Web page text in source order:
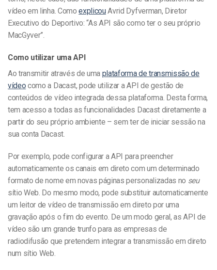
vídeo em linha. ComoexplicouAvrid Dyfverman, Diretor
Executivo do Deportivo: “As API são como ter o seu próprio
MacGyver”.
Como utilizar uma API
Ao transmitir através de uma plataforma de transmissão de
vídeo como a Dacast, pode utilizar a API de gestão de
conteúdos de vídeo integrada dessa plataforma. Desta forma,
tem acesso a todas as funcionalidades Dacast diretamente a
partir do seu próprio ambiente – sem ter de iniciar sessão na
sua conta Dacast.
Por exemplo, pode configurar a API para preencher
automaticamente os canais em direto com um determinado
formato de nome em novas páginas personalizadas no seu
sítio Web. Do mesmo modo, pode substituir automaticamente
um leitor de vídeo de transmissão em direto por uma
gravação após o fim do evento. De um modo geral, as API de
vídeo são um grande trunfo para as empresas de
radiodifusão que pretendem integrar a transmissão em direto
num sítio Web.